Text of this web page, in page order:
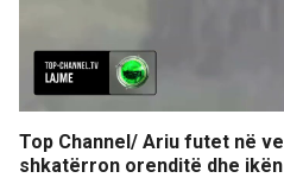
Top Channel/ Ariu futet në
shkatërron orenditë dhe ikën